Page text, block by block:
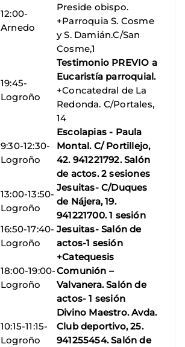
12:00-
Arnedo
Preside obispo.
+Parroquia S. Cosme
y S. Damián.C/San
Cosme,1
19:45-
Logroño
Testimonio PREVIO a
Eucaristía parroquial.
+Concatedral de La
Redonda. C/Portales,
14
9:30-12:30-
Logroño
Escolapias - Paula
Montal. C/ Portillejo,
42. 941221792. Salón
de actos. 2 sesiones
13:00-13:50-
Logroño
Jesuitas- C/Duques
de Nájera, 19.
941221700. 1 sesión
16:50-17:40-
Logroño
Jesuitas- Salón de
actos-1 sesión
18:00-19:00-
Logroño
+Catequesis
Comunión –
Valvanera.Salón de
actos- 1 sesión
10:15-11:15-
Logroño
Divino Maestro. Avda.
Club deportivo, 25.
941255454. Salón de